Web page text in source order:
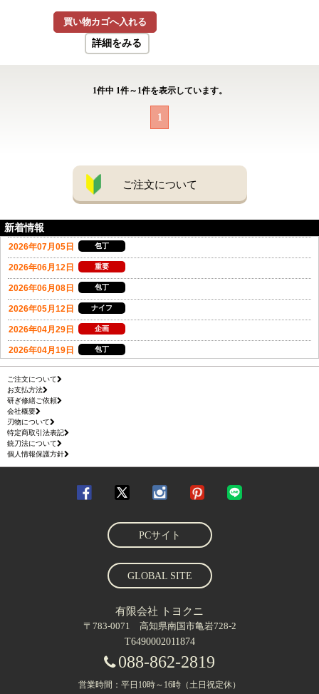
買い物カゴへ入れる
詳細をみる
1件中 1件～ 1件を表示しています。
1
ご注文について
新着情報
ご注文について
お支払方法
研ぎ修繕ご依頼
会社概要
刃物について
特定商取引法表記
銃刀法について
個人情報保護方針
PCサイト
GLOBAL SITE
有限会社 トヨクニ
〒783-0071 高知県南国市亀岩728-2
T6490002011874
088-862-2819
営業時間：平日10時～16時（土日祝定休）